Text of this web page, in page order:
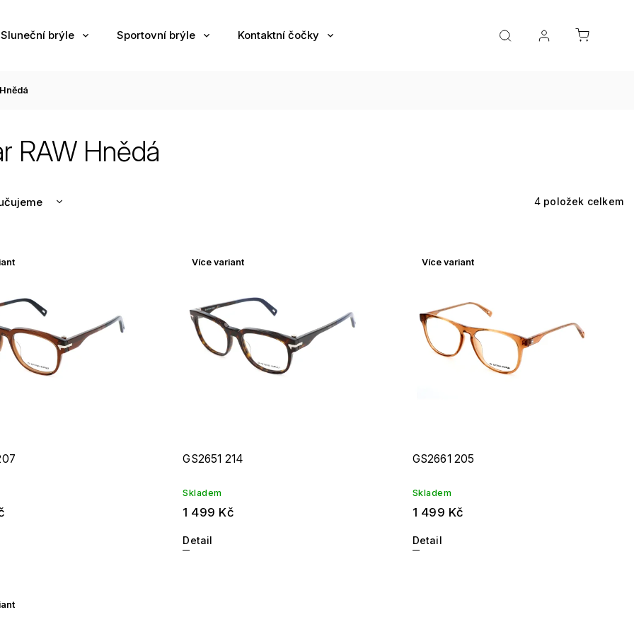
Sluneční brýle Sportovní brýle Kontaktní čočky Doplňky
RAW Hnědá
4 položek celkem
Více variant
GS2651 214
Skladem
1 499 Kč
Detail
Více variant
GS2661 205
Skladem
1 499 Kč
Detail